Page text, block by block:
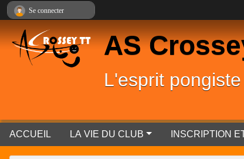
AS
L'esprit pongiste
ACCUEIL LA VIE DU CLUB INSCRIPTION
Se connecter
Panneau de gestion des cookies